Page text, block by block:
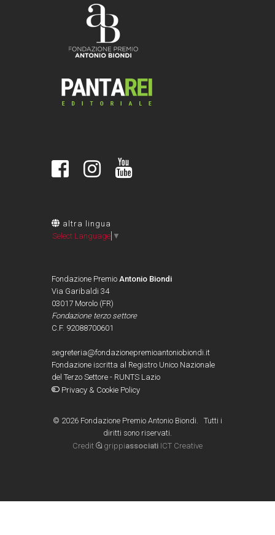
altra lingua
Select Language ▼
Fondazione Premio Antonio Biondi
Via Garibaldi 34
03017 Morolo (FR)
Fondazione terzo settore
C.F. 92088700601
segreteria@fondazionepremioantoniobiondi.it
Fondazione iscritta al Registro Unico Nazionale
del Terzo Settore - RUNTS Lazio
Privacy & Cookie Policy
© 2026 Fondazione Premio Antonio Biondi. Tutti i
diritti sono riservati.
Credit
grippiassociati ICT Creative